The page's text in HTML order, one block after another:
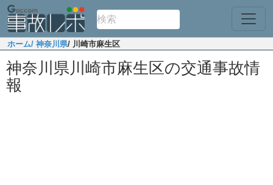
ホーム/ 神奈川県/ 川崎市麻生区
神奈川県川崎市麻生区の交通事故情
報